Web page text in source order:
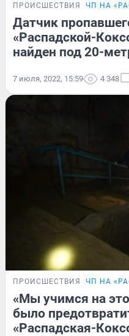
ПРОИСШЕСТВИЯ ЧП НА
Датчик
«Распадской-
найден под 20-
7 июля, 2022, 15:59 4 348
ПРОИСШЕСТВИЯ ЧП НА
«Мы учимся на
было
«Распадская-